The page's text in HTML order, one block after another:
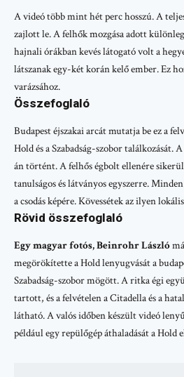
A videó több mint hét perc hosszú. A
zajlott le. A felhők mozgása adott
hajnali órákban kevés látogató volt a
látszanak egy-két korán kelő ember. Ez
varázsához.
Összefoglaló
Budapest éjszakai arcát mutatja be ez a
Hold és a Szabadság-szobor találkozását.
án történt. A felhős égbolt ellenére
tanulságos és látványos egyszerre.
a csodás képére. Kövessétek az ilyen
Rövid összefoglaló
Egy magyar fotós, Beinrohr László
megörökítette a Hold lenyugvását a
Szabadság-szobor mögött. A ritka égi
tartott, és a felvételen a Citadella és a
látható. A valós időben készült videó
például egy repülőgép áthaladását a Hold